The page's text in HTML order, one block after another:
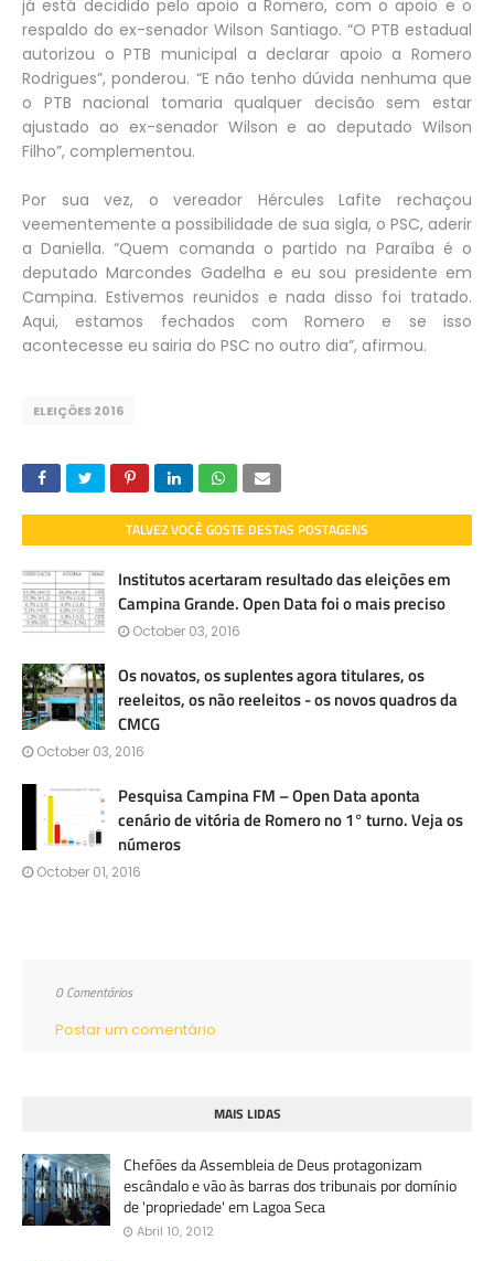
já está decidido pelo apoio a Romero, com o apoio e o
respaldo do ex-senador Wilson Santiago. “O PTB estadual
autorizou o PTB municipal a declarar apoio a Romero
Rodrigues”, ponderou. “E não tenho dúvida nenhuma que
o PTB nacional tomaria qualquer decisão sem estar
ajustado ao ex-senador Wilson e ao deputado Wilson
Filho”, complementou.
Por sua vez, o vereador Hércules Lafite rechaçou
veementemente a possibilidade de sua sigla, o PSC, aderir
a Daniella. “Quem comanda o partido na Paraíba é o
deputado Marcondes Gadelha e eu sou presidente em
Campina. Estivemos reunidos e nada disso foi tratado.
Aqui, estamos fechados com Romero e se isso
acontecesse eu sairia do PSC no outro dia”, afirmou.
ELEIÇÕES 2016
TALVEZ VOCÊ GOSTE DESTAS POSTAGENS
Institutos acertaram resultado das eleições em
Campina Grande. Open Data foi o mais preciso
October 03, 2016
Os novatos, os suplentes agora titulares, os
reeleitos, os não reeleitos - os novos quadros da
CMCG
October 03, 2016
Pesquisa Campina FM – Open Data aponta
cenário de vitória de Romero no 1° turno. Veja os
números
October 01, 2016
0 Comentários
Postar um comentário
MAIS LIDAS
Chefões da Assembleia de Deus protagonizam
escândalo e vão às barras dos tribunais por domínio
de 'propriedade' em Lagoa Seca
Abril 10, 2012